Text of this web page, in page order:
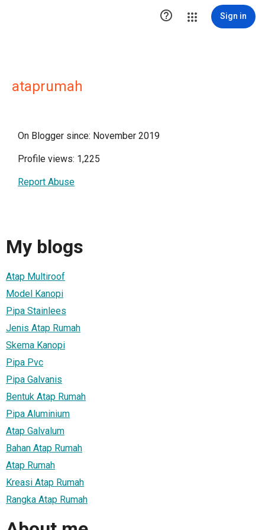
 Sign in
ataprumah
On Blogger since: November 2019
Profile views: 1,225
Report Abuse
My blogs
Atap Multiroof
Model Kanopi
Pipa Stainlees
Jenis Atap Rumah
Skema Kanopi
Pipa Pvc
Pipa Galvanis
Bentuk Atap Rumah
Pipa Aluminium
Atap Galvalum
Bahan Atap Rumah
Atap Rumah
Kreasi Atap Rumah
Rangka Atap Rumah